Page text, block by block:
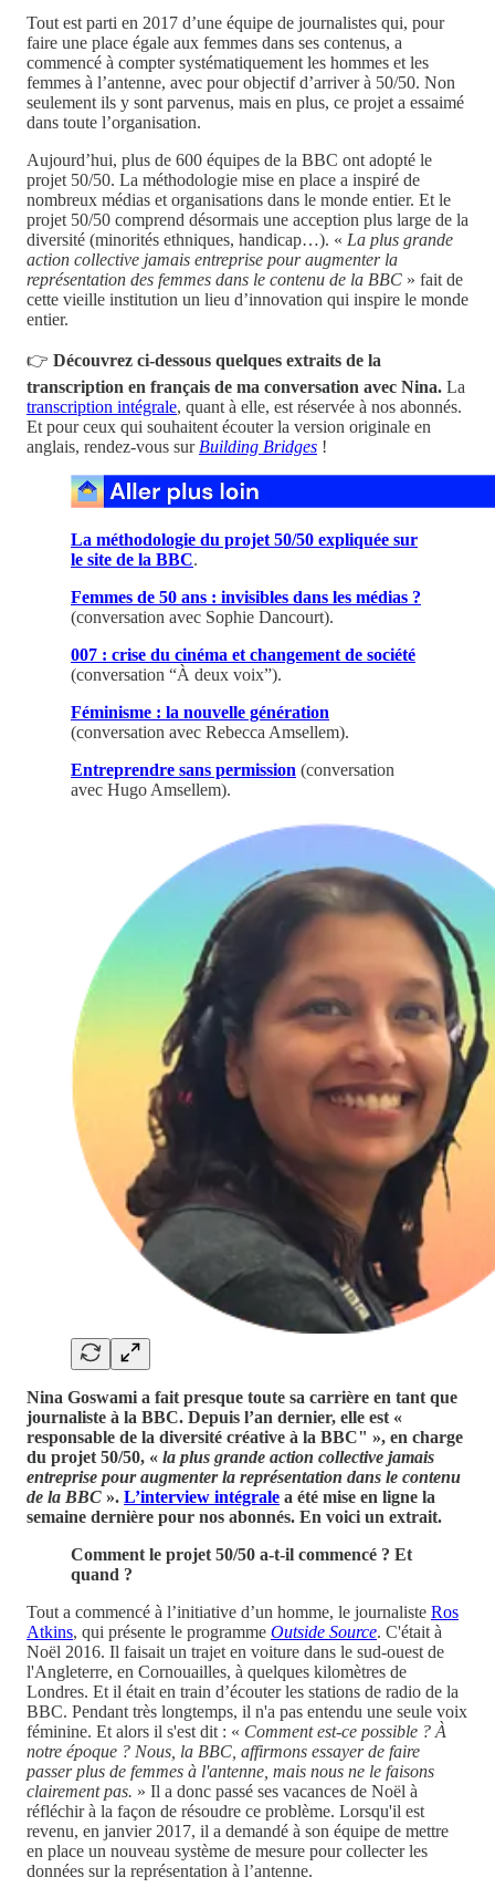
Tout est parti en 2017 d’une équipe de journalistes qui, pour
faire une place égale aux femmes dans ses contenus, a
commencé à compter systématiquement les hommes et les
femmes à l’antenne, avec pour objectif d’arriver à 50/50. Non
seulement ils y sont parvenus, mais en plus, ce projet a essaimé
dans toute l’organisation.
Aujourd’hui, plus de 600 équipes de la BBC ont adopté le
projet 50/50. La méthodologie mise en place a inspiré de
nombreux médias et organisations dans le monde entier. Et le
projet 50/50 comprend désormais une acception plus large de la
diversité (minorités ethniques, handicap…). « La plus grande
action collective jamais entreprise pour augmenter la
représentation des femmes dans le contenu de la BBC » fait de
cette vieille institution un lieu d’innovation qui inspire le monde
entier.
👉 Découvrez ci-dessous quelques extraits de la
transcription en français de ma conversation avec Nina. La
transcription intégrale, quant à elle, est réservée à nos abonnés.
Et pour ceux qui souhaitent écouter la version originale en
anglais, rendez-vous sur Building Bridges !
La méthodologie du projet 50/50 expliquée sur
le site de la BBC.
Femmes de 50 ans : invisibles dans les médias ?
(conversation avec Sophie Dancourt).
007 : crise du cinéma et changement de société
(conversation “À deux voix”).
Féminisme : la nouvelle génération
(conversation avec Rebecca Amsellem).
Entreprendre sans permission (conversation
avec Hugo Amsellem).
Nina Goswami a fait presque toute sa carrière en tant que
journaliste à la BBC. Depuis l’an dernier, elle est «
responsable de la diversité créative à la BBC" », en charge
du projet 50/50, « la plus grande action collective jamais
entreprise pour augmenter la représentation dans le contenu
de la BBC ». L’interview intégrale a été mise en ligne la
semaine dernière pour nos abonnés. En voici un extrait.
Comment le projet 50/50 a-t-il commencé ? Et
quand ?
Tout a commencé à l’initiative d’un homme, le journaliste Ros
Atkins, qui présente le programme Outside Source. C'était à
Noël 2016. Il faisait un trajet en voiture dans le sud-ouest de
l'Angleterre, en Cornouailles, à quelques kilomètres de
Londres. Et il était en train d’écouter les stations de radio de la
BBC. Pendant très longtemps, il n'a pas entendu une seule voix
féminine. Et alors il s'est dit : « Comment est-ce possible ? À
notre époque ? Nous, la BBC, affirmons essayer de faire
passer plus de femmes à l'antenne, mais nous ne le faisons
clairement pas. » Il a donc passé ses vacances de Noël à
réfléchir à la façon de résoudre ce problème. Lorsqu'il est
revenu, en janvier 2017, il a demandé à son équipe de mettre
en place un nouveau système de mesure pour collecter les
données sur la représentation à l’antenne.